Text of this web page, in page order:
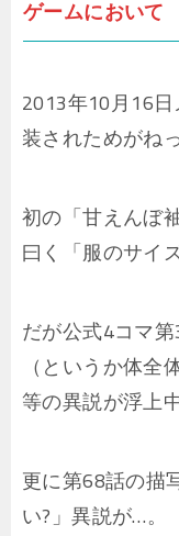
ゲームにおいて
2013年10月16
装されためがね
初の「甘えんぼ
曰く「服のサイ
だが公式4コマ
（というか体全
等の異説が浮上中
更に第68話の描
い?」異説が…。